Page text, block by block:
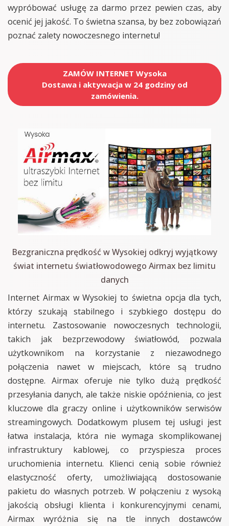
wypróbować usługę za darmo przez pewien czas, aby
ocenić jej jakość. To świetna szansa, by bez zobowiązań
poznać zalety nowoczesnego internetu!
ZAMÓW INTERNET Wysoka
Dostawa i aktywacja w 24 godziny od
zamówienia.
Bezgraniczna prędkość w Wysokiej odkryj wyjątkowy
świat internetu światłowodowego Airmax bez limitu
danych
Internet Airmax w Wysokiej to świetna opcja dla tych,
którzy szukają stabilnego i szybkiego dostępu do
internetu. Zastosowanie nowoczesnych technologii,
takich jak bezprzewodowy światłowód, pozwala
użytkownikom na korzystanie z niezawodnego
połączenia nawet w miejscach, które są trudno
dostępne. Airmax oferuje nie tylko dużą prędkość
przesyłania danych, ale także niskie opóźnienia, co jest
kluczowe dla graczy online i użytkowników serwisów
streamingowych. Dodatkowym plusem tej usługi jest
łatwa instalacja, która nie wymaga skomplikowanej
infrastruktury kablowej, co przyspiesza proces
uruchomienia internetu. Klienci cenią sobie również
elastyczność oferty, umożliwiającą dostosowanie
pakietu do własnych potrzeb. W połączeniu z wysoką
jakością obsługi klienta i konkurencyjnymi cenami,
Airmax wyróżnia się na tle innych dostawców